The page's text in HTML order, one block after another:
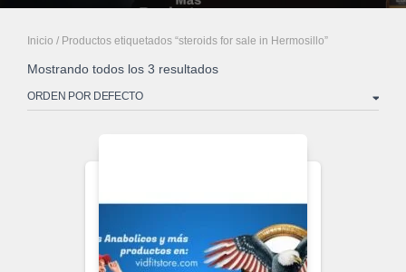
Inicio / Productos etiquetados “steroids for sale in Hermosillo”
Mostrando todos los 3 resultados